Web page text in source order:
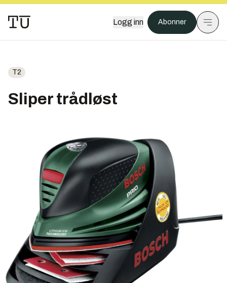
Logg inn Abonner
T2
Sliper trådløst